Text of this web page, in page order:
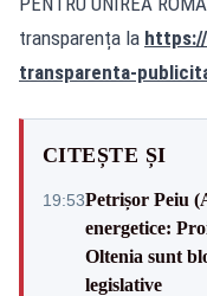
transparența la
transparenta-
CITEȘTE ȘI
19:53Petrișor Peiu
energetice:
Oltenia sunt
legislative